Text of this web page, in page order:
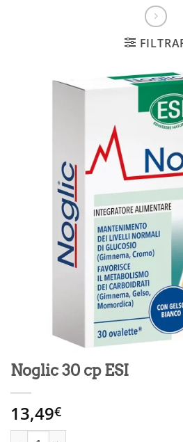
Noglic 30 cp ESI
13,49€
Quantidade de Noglic 30 cp ESI